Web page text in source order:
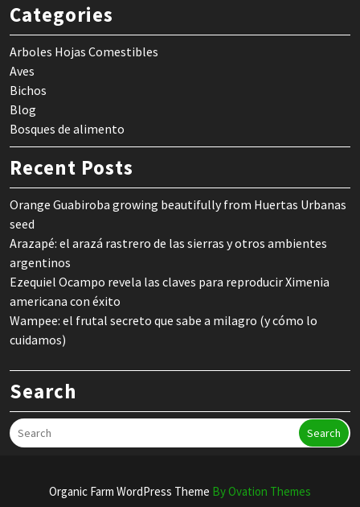
Categories
Arboles Hojas Comestibles
Aves
Bichos
Blog
Bosques de alimento
Recent Posts
Orange Guabiroba growing beautifully from Huertas Urbanas
seed
Arazapé: el arazá rastrero de las sierras y otros ambientes
argentinos
Ezequiel Ocampo revela las claves para reproducir Ximenia
americana con éxito
Wampee: el frutal secreto que sabe a milagro (y cómo lo
cuidamos)
Search
Search
Organic Farm WordPress Theme By Ovation Themes